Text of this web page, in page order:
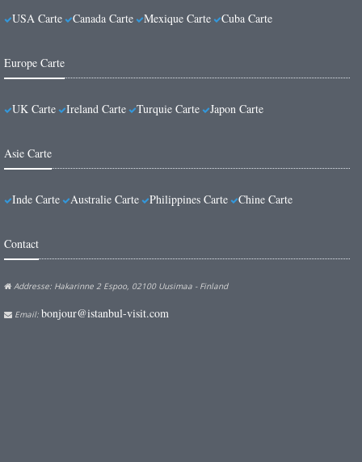
USA Carte Canada Carte Mexique Carte Cuba Carte
Europe Carte
UK Carte Ireland Carte Turquie Carte Japon Carte
Asie Carte
Inde Carte Australie Carte Philippines Carte Chine Carte
Contact
Addresse: Hakarinne 2 Espoo, 02100 Uusimaa - Finland
Email: bonjour@istanbul-visit.com